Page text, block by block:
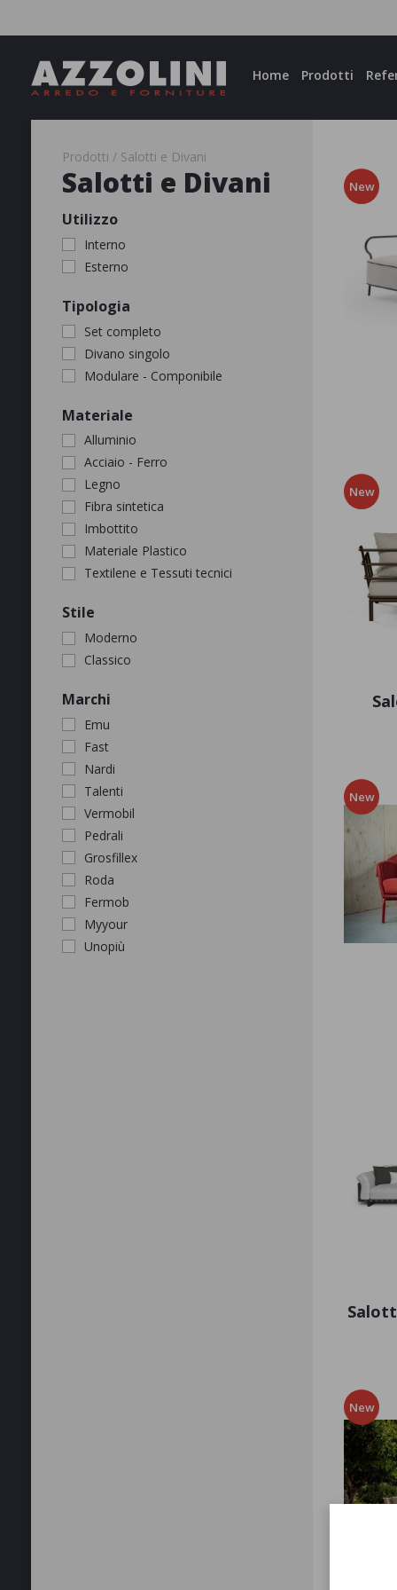
Home Prodotti
Prodotti Salotti e Divani
Salotti e Divani
Utilizzo
Interno
Esterno
Tipologia
Set completo
Divano singolo
Modulare - Componibile
Materiale
Alluminio
Acciaio - Ferro
Legno
Fibra sintetica
Imbottito
Materiale Plastico
Textilene e Tessuti tecnici
Stile
Moderno
Classico
Marchi
Emu
Fast
Nardi
Talenti
Vermobil
Pedrali
Grosfillex
Roda
Fermob
Myyour
Unopiù
New
New
New
New